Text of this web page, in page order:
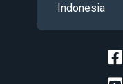
Indonesia